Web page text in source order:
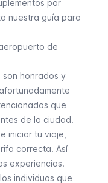
por
nuestra guía para
de
honrados y
que
de la ciudad.
iniciar tu viaje,
correcta. Así
experiencias.
individuos que